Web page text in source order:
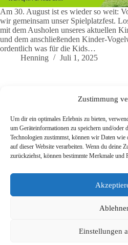
Zustimmung
Um dir ein optimales Erlebnis zu bieten,
um Geräteinformationen zu speichern und/oder
Technologien zustimmst, können wir Daten
auf dieser Website verarbeiten. Wenn du deine
zurückziehst, können bestimmte Merkmale und
Einstellungen
Am 30. August ist es wieder so weit:
wir gemeinsam unser Spielplatzfest.
mit dem Ausholen unseres aktuellen
und dem anschließenden Kinder-
ordentlich was für die Kids…
Henning
Juli 1, 2025
Mehr laden
Home News Die
Wichtige Links